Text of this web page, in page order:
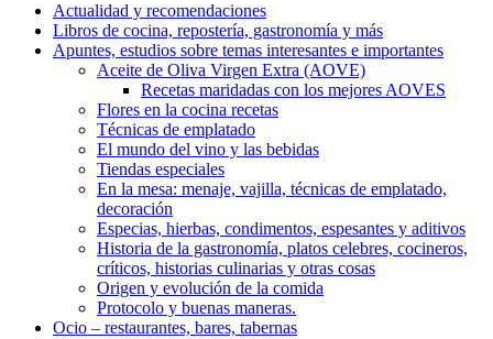
Actualidad y recomendaciones
Libros de cocina, repostería, gastronomía y más
Apuntes, estudios sobre temas interesantes e importantes
Aceite de Oliva Virgen Extra (AOVE)
Recetas maridadas con los mejores AOVES
Flores en la cocina recetas
Técnicas de emplatado
El mundo del vino y las bebidas
Tiendas especiales
En la mesa: menaje, vajilla, técnicas de emplatado,
decoración
Especias, hierbas, condimentos, espesantes y aditivos
Historia de la gastronomía, platos celebres, cocineros,
críticos, historias culinarias y otras cosas
Origen y evolución de la comida
Protocolo y buenas maneras.
Ocio – restaurantes, bares, tabernas